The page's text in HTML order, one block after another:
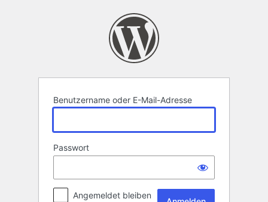
Benutzername oder E-Mail-Adresse
Passwort
Angemeldet bleiben